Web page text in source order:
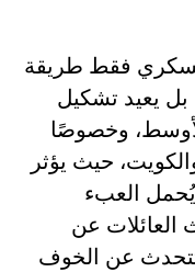
السكري فقط طريقة
بل يعيد تشكيل
وخصوصًا
حيث يؤثر
يُحمل العبء
عن
تتحدث عن الخوف